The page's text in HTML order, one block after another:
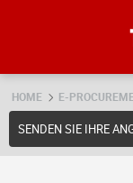
HOME E-
SENDEN SIE IHRE